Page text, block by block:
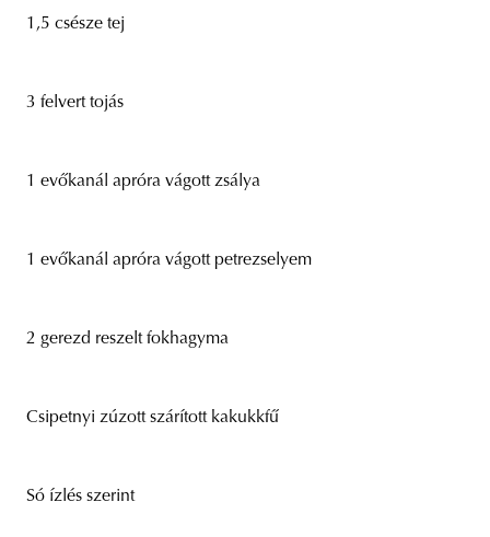
1,5 csésze tej
3 felvert tojás
1 evőkanál apróra vágott zsálya
1 evőkanál apróra vágott petrezselyem
2 gerezd reszelt fokhagyma
Csipetnyi zúzott szárított kakukkfű
Só ízlés szerint